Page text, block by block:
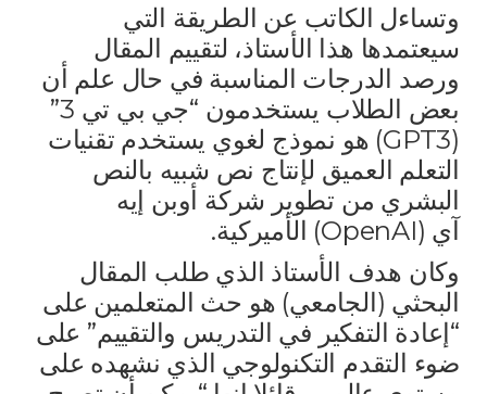
وتساءل الكاتب عن الطريقة التي
سيعتمدها هذا الأستاذ، لتقييم المقال
ورصد الدرجات المناسبة في حال علم أن
بعض الطلاب يستخدمون “جي بي تي 3”
(GPT3) هو نموذج لغوي يستخدم تقنيات
التعلم العميق لإنتاج نص شبيه بالنص
البشري من تطوير شركة أوبن إيه
آي (OpenAI) الأميركية.
وكان هدف الأستاذ الذي طلب المقال
البحثي (الجامعي) هو حث المتعلمين على
“إعادة التفكير في التدريس والتقييم” على
ضوء التقدم التكنولوجي الذي نشهده على